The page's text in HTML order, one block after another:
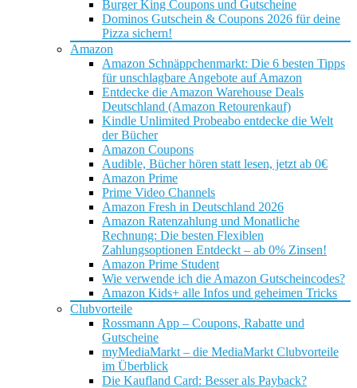
Burger King Coupons und Gutscheine
Dominos Gutschein & Coupons 2026 für deine
Pizza sichern!
Amazon
Amazon Schnäppchenmarkt: Die 6 besten Tipps
für unschlagbare Angebote auf Amazon
Entdecke die Amazon Warehouse Deals
Deutschland (Amazon Retourenkauf)
Kindle Unlimited Probeabo entdecke die Welt
der Bücher
Amazon Coupons
Audible, Bücher hören statt lesen, jetzt ab 0€
Amazon Prime
Prime Video Channels
Amazon Fresh in Deutschland 2026
Amazon Ratenzahlung und Monatliche
Rechnung: Die besten Flexiblen
Zahlungsoptionen Entdeckt – ab 0% Zinsen!
Amazon Prime Student
Wie verwende ich die Amazon Gutscheincodes?
Amazon Kids+ alle Infos und geheimen Tricks
Clubvorteile
Rossmann App – Coupons, Rabatte und
Gutscheine
myMediaMarkt – die MediaMarkt Clubvorteile
im Überblick
Die Kaufland Card: Besser als Payback?